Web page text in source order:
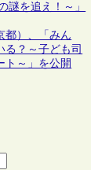
謎を追え！～」
都）、「みん
る？～子ども司
ト～」を公開